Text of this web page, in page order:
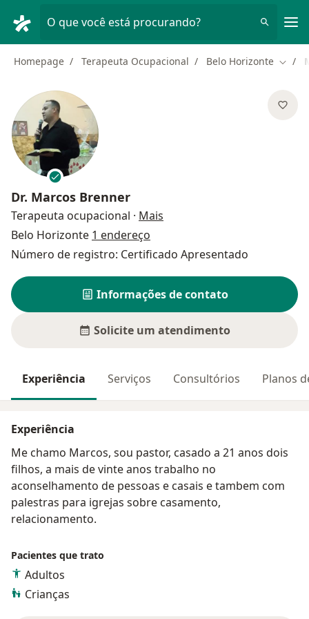
O que você está procurando?
Homepage Terapeuta Ocupacional Belo Horizonte
Dr. Marcos Brenner
Terapeuta ocupacional · Mais
Belo Horizonte 1 endereço
Número de registro: Certificado Apresentado
Informações de contato
Solicite um atendimento
Experiência Serviços Consultórios Planos
Experiência
Me chamo Marcos, sou pastor, casado a 21 anos dois
filhos, a mais de vinte anos trabalho no
aconselhamento de pessoas e casais e tambem com
palestras para igrejas sobre casamento,
relacionamento.
Pacientes que trato
Adultos
Crianças